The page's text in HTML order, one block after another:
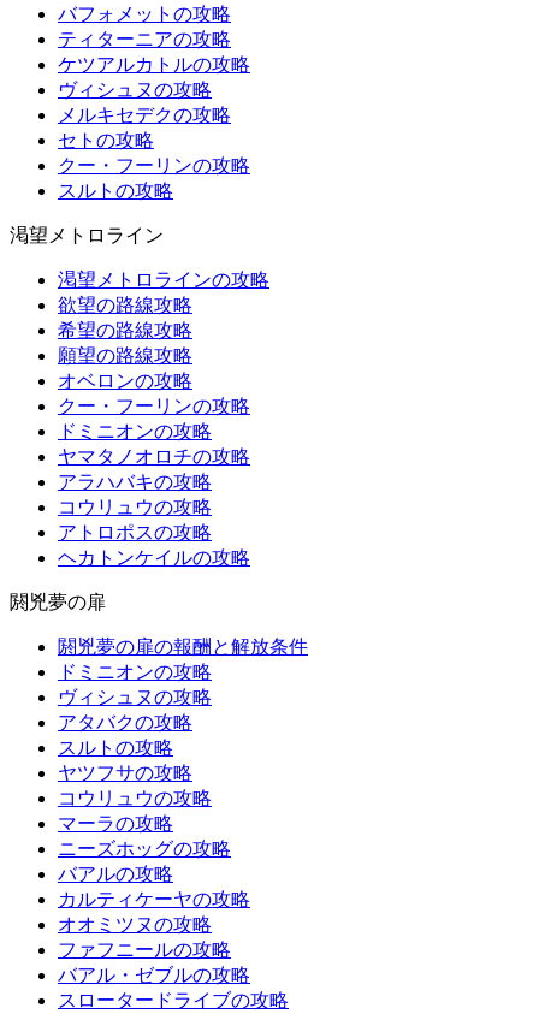
バフォメットの攻略
ティターニアの攻略
ケツアルカトルの攻略
ヴィシュヌの攻略
メルキセデクの攻略
セトの攻略
クー・フーリンの攻略
スルトの攻略
渇望メトロライン
渇望メトロラインの攻略
欲望の路線攻略
希望の路線攻略
願望の路線攻略
オベロンの攻略
クー・フーリンの攻略
ドミニオンの攻略
ヤマタノオロチの攻略
アラハバキの攻略
コウリュウの攻略
アトロポスの攻略
ヘカトンケイルの攻略
閼兇夢の扉
閼兇夢の扉の報酬と解放条件
ドミニオンの攻略
ヴィシュヌの攻略
アタバクの攻略
スルトの攻略
ヤツフサの攻略
コウリュウの攻略
マーラの攻略
ニーズホッグの攻略
バアルの攻略
カルティケーヤの攻略
オオミツヌの攻略
ファフニールの攻略
バアル・ゼブルの攻略
スロータードライブの攻略